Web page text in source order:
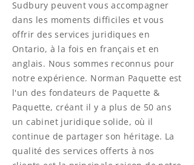
Sudbury peuvent vous accompagner
dans les moments difficiles et vous
offrir des services juridiques en
Ontario, à la fois en français et en
anglais. Nous sommes reconnus pour
notre expérience. Norman Paquette est
l'un des fondateurs de Paquette &
Paquette, créant il y a plus de 50 ans
un cabinet juridique solide, où il
continue de partager son héritage. La
qualité des services offerts à nos